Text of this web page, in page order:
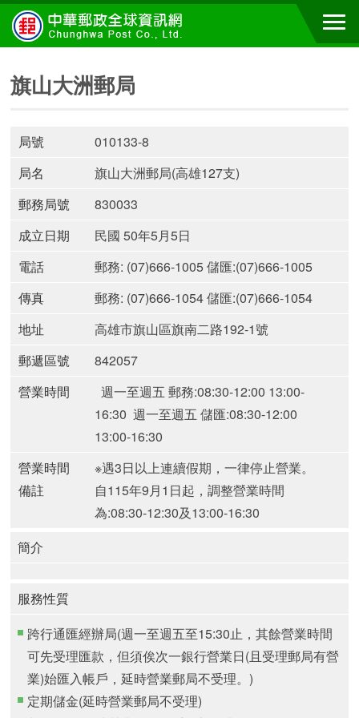
旗山大洲郵局
局號
010133-8
局名
旗山大洲郵局(高雄127支)
郵務局號
830033
成立日期
民國 50年5月5日
電話
郵務: (07)666-1005 儲匯:(07)666-1005
傳真
郵務: (07)666-1054 儲匯:(07)666-1054
地址
高雄市旗山區旗南二路192-1號
郵遞區號
842057
營業時間
週一至週五 郵務:08:30-12:00 13:00-
16:30 週一至週五 儲匯:08:30-12:00
13:00-16:30
營業時間
備註
※遇3日以上連續假期，一律停止營業。
自115年9月1日起，調整營業時間
為:08:30-12:30及13:00-16:30
簡介
服務性質
跨行通匯經辦局(週一至週五至15:30止，其餘營業時間
可先受理匯款，但須俟次一銀行營業日(且受理郵局有營
業)始匯入帳戶，延時營業郵局不受理。)
定期儲金(延時營業郵局不受理)